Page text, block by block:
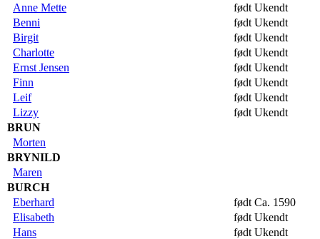
Anne Mette
født Ukendt
Benni
født Ukendt
Birgit
født Ukendt
Charlotte
født Ukendt
Ernst Jensen
født Ukendt
Finn
født Ukendt
Leif
født Ukendt
Lizzy
født Ukendt
BRUN
Morten
BRYNILD
Maren
BURCH
Eberhard
født Ca. 1590
Elisabeth
født Ukendt
Hans
født Ukendt